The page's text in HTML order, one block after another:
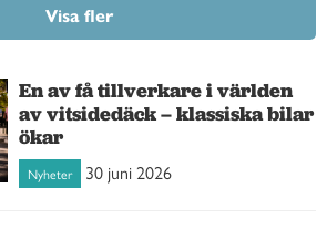
Visa fler
En av få tillverkare i världen
av vitsidedäck – klassiska bilar
ökar
Nyheter 30 juni 2026